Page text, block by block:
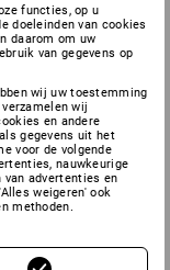
om bij bepaald
toren kunt u
functies, op u
doeleinden van cookies
daarom om uw
van gegevens op
wij uw toestemming
wij
en andere
gegevens uit het
voor de volgende
nauwkeurige
van advertenties en
weigeren' ook
methoden.